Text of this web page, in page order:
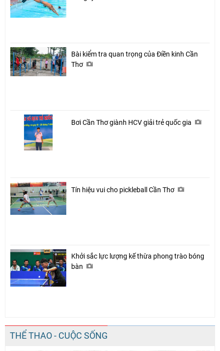
Bài kiểm tra quan trọng của Điền kinh Cần
Thơ
Bơi Cần Thơ giành HCV giải trẻ quốc gia
Tín hiệu vui cho pickleball Cần Thơ
Khởi sắc lực lượng kế thừa phong trào bóng
bàn
THỂ THAO - CUỘC SỐNG